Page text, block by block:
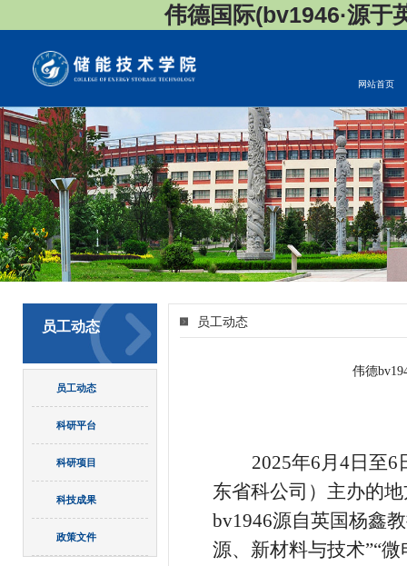
伟德国际(bv1946·源
网站首页
员工动态
员工动态
科研平台
科研项目
科技成果
政策文件
员工动态
伟德
2025年6月 4日至6
东省科公司）主办的
bv1946源自英国杨鑫
源、新材料与技术”“